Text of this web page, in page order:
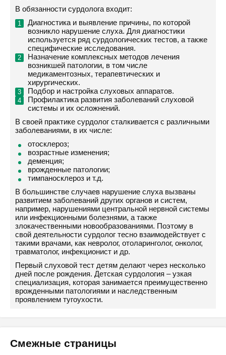
В обязанности сурдолога входит:
Диагностика и выявление причины, по которой
возникло нарушение слуха. Для диагностики
используется ряд сурдологических тестов, а также
специфические исследования.
Назначение комплексных методов лечения
возникшей патологии, в том числе
медикаментозных, терапевтических и
хирургических.
Подбор и настройка слуховых аппаратов.
Профилактика развития заболеваний слуховой
системы и их осложнений.
В своей практике сурдолог сталкивается с различными
заболеваниями, в их числе:
отосклероз;
возрастные изменения;
деменция;
врожденные патологии;
тимпаносклероз и т.д.
В большинстве случаев нарушение слуха вызваны
развитием заболеваний других органов и систем,
например, нарушениями центральной нервной системы
или инфекционными болезнями, а также
злокачественными новообразованиями. Поэтому в
свой деятельности сурдолог тесно взаимодействует с
такими врачами, как невролог, отоларинголог, онколог,
травматолог, инфекционист и др.
Первый слуховой тест детям делают через несколько
дней после рождения. Детская сурдология – узкая
специализация, которая занимается преимущественно
врожденными патологиями и наследственным
проявлением тугоухости.
Смежные страницы